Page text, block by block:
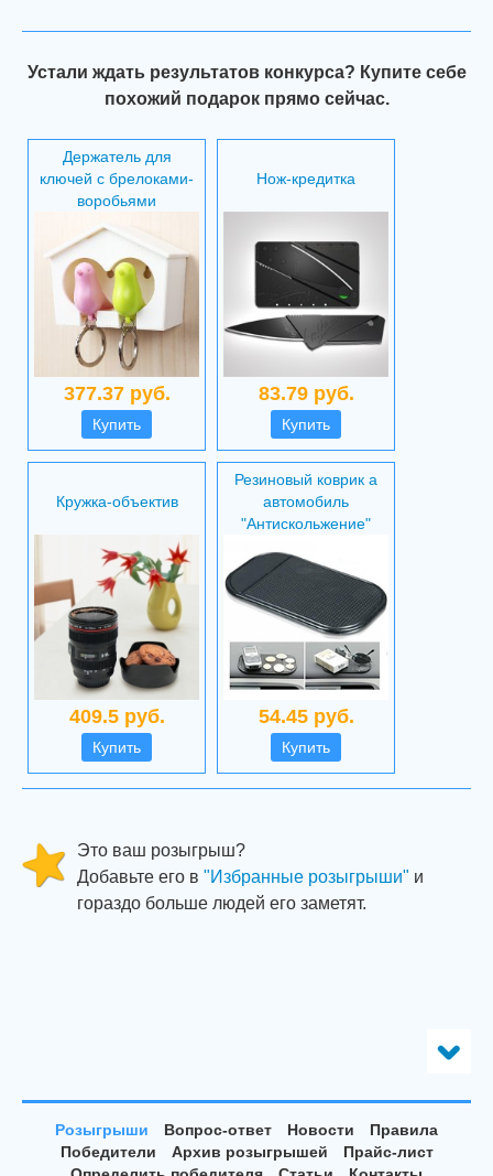
Устали ждать результатов конкурса? Купите себе
похожий подарок прямо сейчас.
Держатель для
ключей с брелоками-
воробьями
377.37 руб.
Купить
Нож-кредитка
83.79 руб.
Купить
Кружка-объектив
409.5 руб.
Купить
Резиновый коврик а
автомобиль
"Антискольжение"
54.45 руб.
Купить
Это ваш розыгрыш?
Добавьте его в "Избранные розыгрыши" и
гораздо больше людей его заметят.
Розыгрыши Вопрос-ответ Новости
Правила
Победители
Архив розыгрышей
Прайс-лист